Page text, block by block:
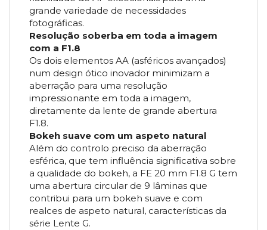
grande variedade de necessidades
fotográficas.
Resolução soberba em toda a imagem
com a F1.8
Os dois elementos AA (asféricos avançados)
num design ótico inovador minimizam a
aberração para uma resolução
impressionante em toda a imagem,
diretamente da lente de grande abertura
F1.8.
Bokeh suave com um aspeto natural
Além do controlo preciso da aberração
esférica, que tem influência significativa sobre
a qualidade do bokeh, a FE 20 mm F1.8 G tem
uma abertura circular de 9 lâminas que
contribui para um bokeh suave e com
realces de aspeto natural, características da
série Lente G.